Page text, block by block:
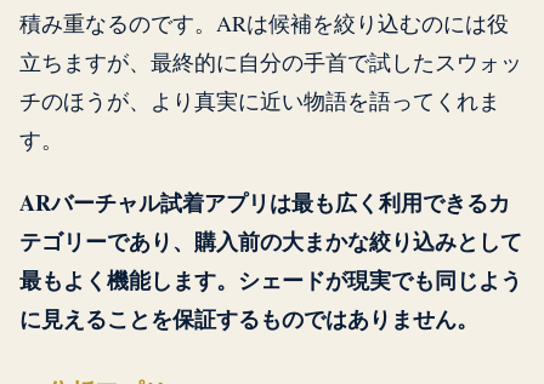
積み重なるのです。ARは候補を絞り込むのには役
立ちますが、最終的に自分の手首で試したスウォッ
チのほうが、より真実に近い物語を語ってくれま
す。
ARバーチャル試着アプリは最も広く利用できるカ
テゴリーであり、購入前の大まかな絞り込みとして
最もよく機能します。シェードが現実でも同じよう
に見えることを保証するものではありません。